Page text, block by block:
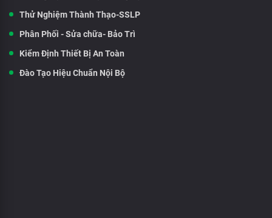
Thử Nghiệm Thành Thạo-SSLP
Phân Phối - Sửa chữa- Bảo Trì
Kiểm Định Thiết Bị An Toàn
Đào Tạo Hiệu Chuẩn Nội Bộ